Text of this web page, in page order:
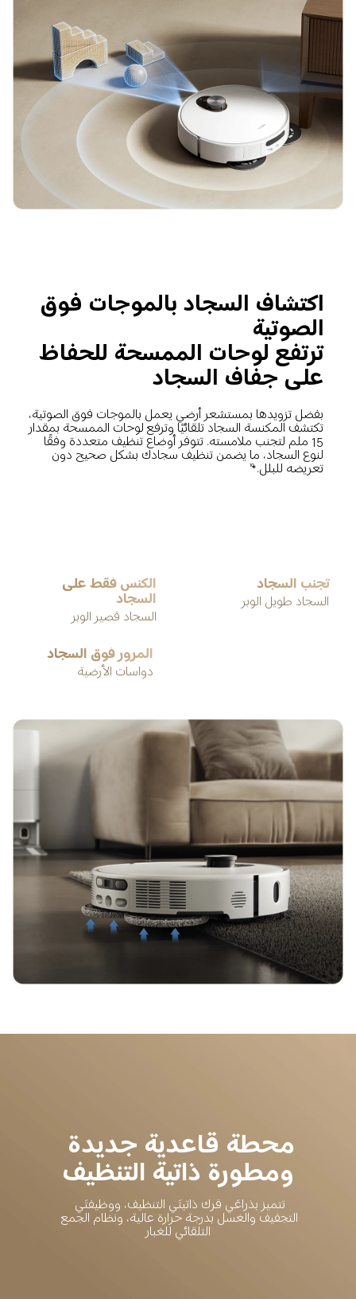
اكتشاف السجاد بالموجات فوق
الصوتية
ترتفع لوحات الممسحة للحفاظ
على جفاف السجاد
بفضل تزويدها بمستشعر أرضي يعمل بالموجات فوق الصوتية،
تكتشف المكنسة السجاد تلقائيًا وترفع لوحات الممسحة بمقدار
15 ملم لتجنب ملامسته. تتوفر أوضاع تنظيف متعددة وفقًا
لنوع السجاد، ما يضمن تنظيف سجادك بشكل صحيح دون
تعريضه للبلل.*10
الكنس فقط على
السجاد
السجاد قصير الوبر
تجنب السجاد
السجاد طويل الوبر
المرور فوق السجاد
دواسات الأرضية
محطة قاعدية جديدة
ومطورة ذاتية التنظيف
تتميز بذراعَي فرك ذاتيتَي التنظيف، ووظيفتَي
التجفيف والغسل بدرجة حرارة عالية، ونظام الجمع
التلقائي للغبار